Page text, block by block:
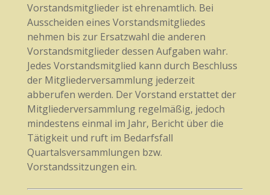
Vorstandsmitglieder ist ehrenamtlich. Bei
Ausscheiden eines Vorstandsmitgliedes
nehmen bis zur Ersatzwahl die anderen
Vorstandsmitglieder dessen Aufgaben wahr.
Jedes Vorstandsmitglied kann durch Beschluss
der Mitgliederversammlung jederzeit
abberufen werden. Der Vorstand erstattet der
Mitgliederversammlung regelmäßig, jedoch
mindestens einmal im Jahr, Bericht über die
Tätigkeit und ruft im Bedarfsfall
Quartalsversammlungen bzw.
Vorstandssitzungen ein.